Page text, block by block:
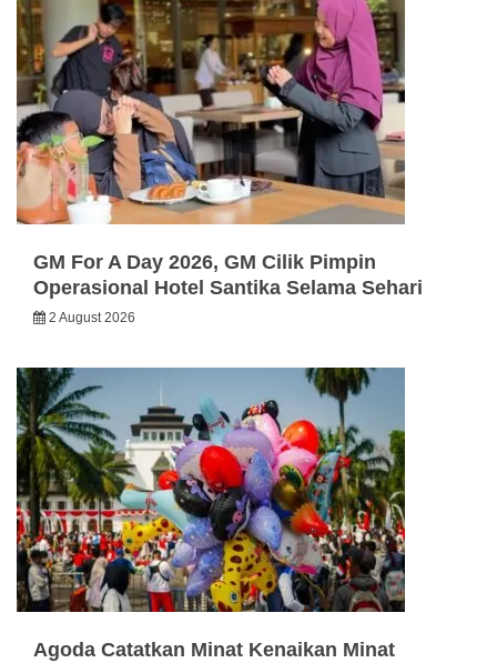
GM For A Day 2026, GM Cilik Pimpin
Operasional Hotel Santika Selama Sehari
2 August 2026
Agoda Catatkan Minat Kenaikan Minat